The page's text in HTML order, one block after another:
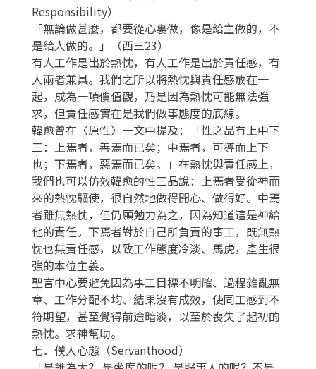
Responsibility）
「無論做甚麼，都要從心裏做，像是給主做的，不
是給人做的。」（西三23）
有人工作是出於熱忱，有人工作是出於責任感，有
人兩者兼具。我們之所以將熱忱與責任感放在一
起，成為一項價值觀，乃是因為熱忱可能無法強
求，但責任感實在是我們做事態度的底線。
韓愈曾在〈原性〉一文中提及：「性之品有上中下
三：上焉者，善焉而已矣；中焉者，可導而上下
也；下焉者，惡焉而已矣。」在熱忱與責任感上，
我們也可以仿效韓愈的性三品說：上焉者受從神而
來的熱忱驅使，很自然地做得開心、做得好。中焉
者雖無熱忱，但仍願勉力為之，因為知道這是神給
他的責任。下焉者對於自己所負責的事工，既無熱
忱也無責任感，以致工作態度冷淡、馬虎，產生很
強的本位主義。
聖言中心要避免因為事工目標不明確、過程雜亂無
章、工作分配不均、結果沒有成效，使同工感到不
符期望，甚至覺得前途暗淡，以至於喪失了起初的
熱忱。求神幫助。
七．僕人心態（Servanthood）